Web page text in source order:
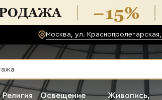
Москва, ул. Краснопролетарская,
Религия Освещение
Живопись,